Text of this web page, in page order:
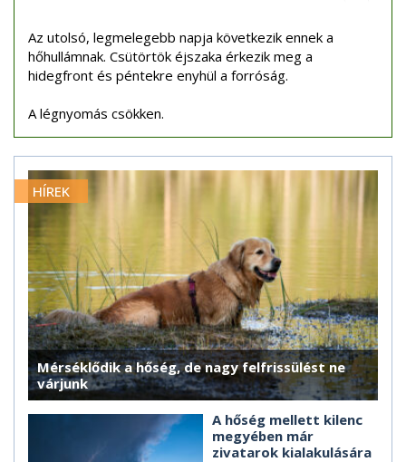
Az utolsó, legmelegebb napja következik ennek a
hőhullámnak. Csütörtök éjszaka érkezik meg a
hidegfront és péntekre enyhül a forróság.
A légnyomás csökken.
HÍREK
Mérséklődik a hőség, de nagy felfrissülést ne
várjunk
A hőség mellett kilenc
megyében már
zivatarok kialakulására